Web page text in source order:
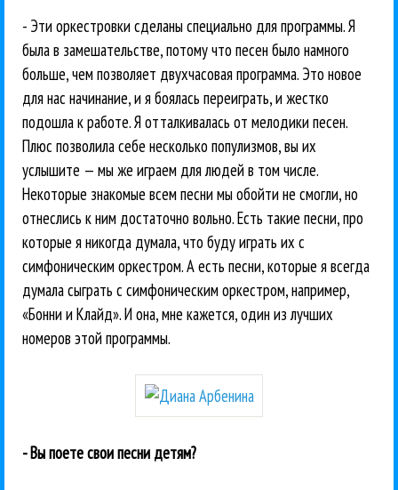
- Эти оркестровки сделаны специально для программы. Я
была в замешательстве, потому что песен было намного
больше, чем позволяет двухчасовая программа. Это новое
для нас начинание, и я боялась переиграть, и жестко
подошла к работе. Я отталкивалась от мелодики песен.
Плюс позволила себе несколько популизмов, вы их
услышите — мы же играем для людей в том числе.
Некоторые знакомые всем песни мы обойти не смогли, но
отнеслись к ним достаточно вольно. Есть такие песни, про
которые я никогда думала, что буду играть их с
симфоническим оркестром. А есть песни, которые я всегда
думала сыграть с симфоническим оркестром, например,
«Бонни и Клайд». И она, мне кажется, один из лучших
номеров этой программы.
- Вы поете свои песни детям?